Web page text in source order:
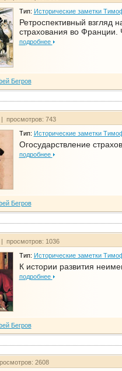
Тип: Исторические заметки
Ретроспективный взгляд
страхования во Франции.
подробнее
Бегров
просмотров: 743
Тип: Исторические заметки
Огосударствление
подробнее
Бегров
просмотров: 1036
Тип: Исторические заметки
К истории развития
подробнее
Бегров
2608